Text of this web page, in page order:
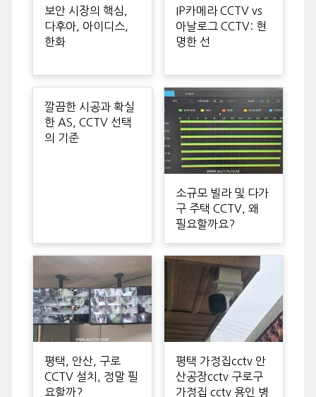
보안 시장의 핵심,
다후아, 아이디스,
한화
IP카메라 CCTV vs
아날로그 CCTV: 현
명한 선
깔끔한 시공과 확실
한 AS, CCTV 선택
의 기준
소규모 빌라 및 다가
구 주택 CCTV, 왜
필요할까요?
평택, 안산, 구로
CCTV 설치, 정말 필
요할까?
평택 가정집cctv 안
산공장cctv 구로구
가정집 cctv 용인 병